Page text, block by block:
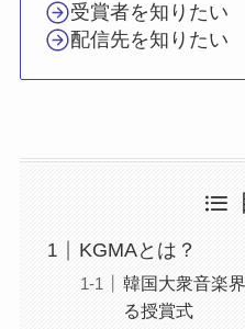
受賞者を知りたい
配信先を知りたい
KGMAとは？
韓国大衆音楽
る授賞式